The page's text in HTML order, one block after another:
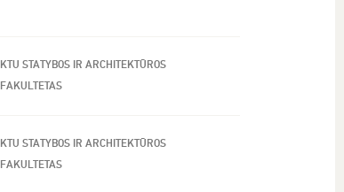
KTU STATYBOS IR ARCHITEKTŪROS
FAKULTETAS
KTU STATYBOS IR ARCHITEKTŪROS
FAKULTETAS